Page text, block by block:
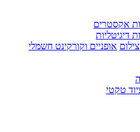
אקסטרים
דיגיטליות
אופניים וקורקינט חשמלי
טקטי